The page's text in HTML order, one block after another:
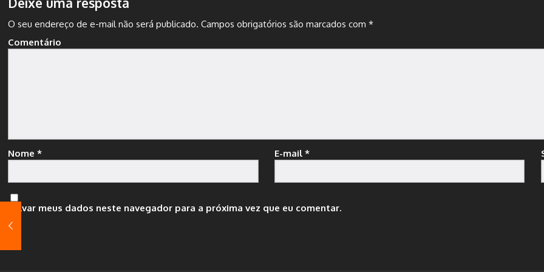
O seu endereço de e-mail não será publicado. Campos obrigatórios são marcados com*
Comentário
Nome* E-mail*
Salvar meus dados neste navegador para a próxima vez que eu comentar.